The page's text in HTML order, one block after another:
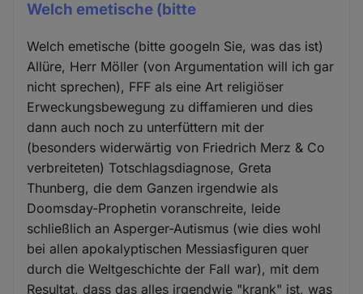
Welch emetische (bitte
Welch emetische (bitte googeln Sie, was das ist)
Allüre, Herr Möller (von Argumentation will ich gar
nicht sprechen), FFF als eine Art religiöser
Erweckungsbewegung zu diffamieren und dies
dann auch noch zu unterfüttern mit der
(besonders widerwärtig von Friedrich Merz & Co
verbreiteten) Totschlagsdiagnose, Greta
Thunberg, die dem Ganzen irgendwie als
Doomsday-Prophetin voranschreite, leide
schließlich an Asperger-Autismus (wie dies wohl
bei allen apokalyptischen Messiasfiguren quer
durch die Weltgeschichte der Fall war), mit dem
Resultat, dass das alles irgendwie "krank" ist, was